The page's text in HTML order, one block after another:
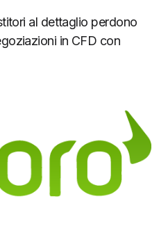
al dettaglio perdono
in CFD con